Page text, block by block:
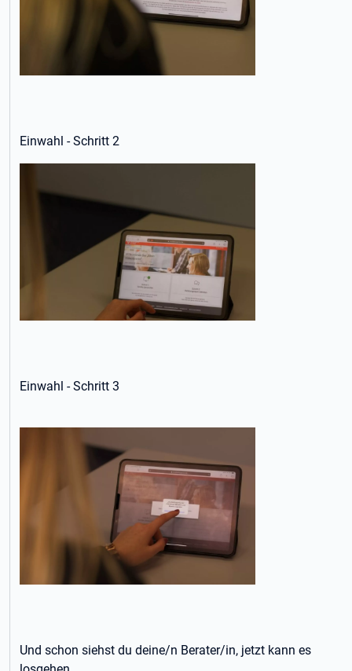
Einwahl - Schritt 2
Einwahl - Schritt 3
Und schon siehst du deine/n Berater/in, jetzt kann es